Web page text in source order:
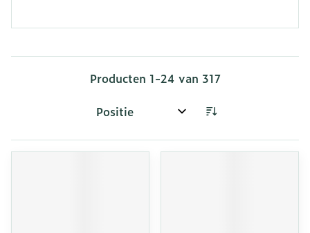
Producten 1-24 van 317
Sorteer op: